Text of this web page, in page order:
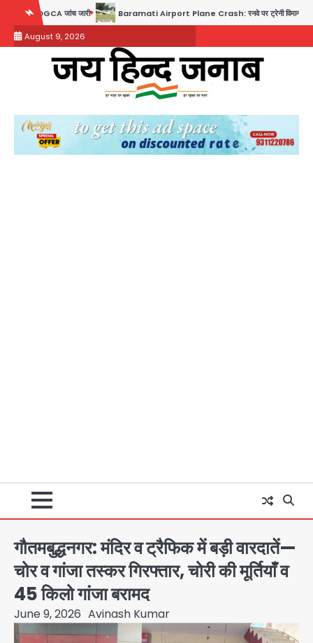
content
जारी Baramati Airport Plane Crash: रनवे पर ट्रेनी विमान क्रैश, जांच शुरू
August 9, 2026
गौतमबुद्धनगर: मंदिर व ट्रैफिक में बड़ी वारदातें—
चोर व गांजा तस्कर गिरफ्तार, चोरी की मूर्तियाँ व
45 किलो गांजा बरामद
June 9, 2026 Avinash Kumar